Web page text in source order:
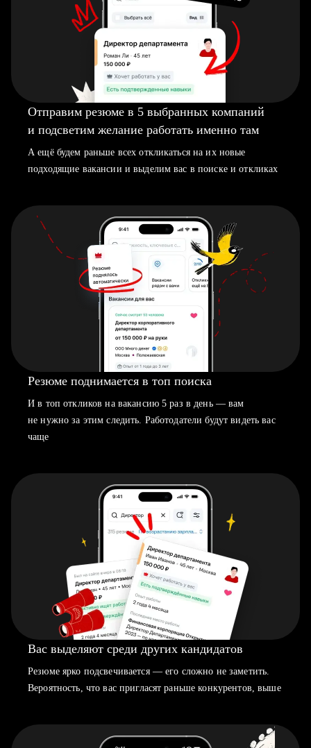
Отправим резюме в 5 выбранных компаний
и подсветим желание работать именно там
А ещё будем раньше всех откликаться на их новые
подходящие вакансии и выделим вас в поиске и откликах
Резюме поднимается в топ поиска
И в топ откликов на вакансию 5 раз в день — вам
не нужно за этим следить. Работодатели будут видеть вас
чаще
Вас выделяют среди других кандидатов
Резюме ярко подсвечивается — его сложно не заметить.
Вероятность, что вас пригласят раньше конкурентов, выше